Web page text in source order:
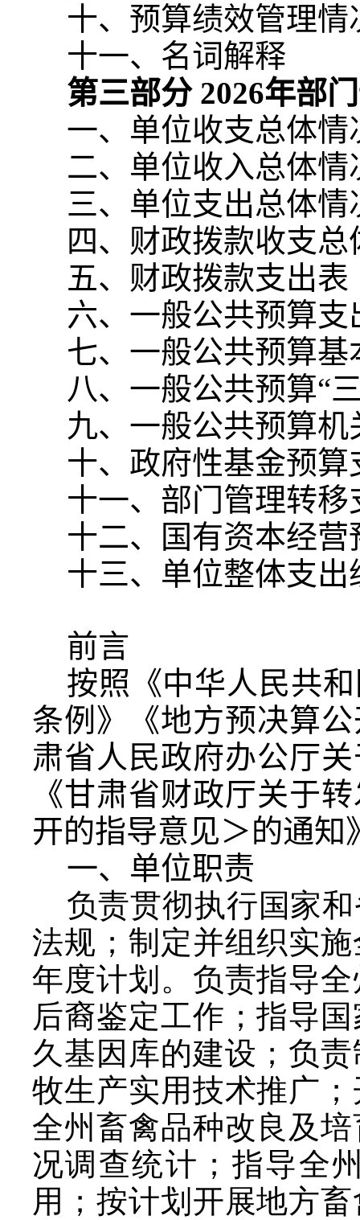
十、预算绩效管理情
十一、名词解释
第三部分2026年部
一、单位收支总体情
二、单位收入总体情
三、单位支出总体情
四、财政拨款收支总
五、财政拨款支出表
六、一般公共预算支
七、一般公共预算
八、一般公共预算“
九、一般公共预算机
十、政府性基金预算
十一、部门管理转移
十二、国有资本经
十三、单位整体支
前言
按照《中华人民共
条例》《地方预决算
肃省人民政府办公厅
《甘肃省财政厅关于
开的指导意见＞的通知
一、单位职责
负责贯彻执行国家
法规；制定并组织实
年度计划。负责指导
后裔鉴定工作；指导
久基因库的建设；负
牧生产实用技术推广
全州畜禽品种改良及
况调查统计；指导全
用；按计划开展地方